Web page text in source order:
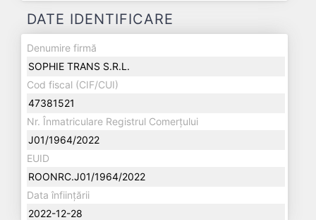
DATE IDENTIFICARE
Denumire firmă
SOPHIE TRANS S.R.L.
Cod fiscal (CIF/CUI)
47381521
Nr. Înmatriculare Registrul Comerțului
J01/1964/2022
EUID
ROONRC.J01/1964/2022
Data înființării
2022-12-28